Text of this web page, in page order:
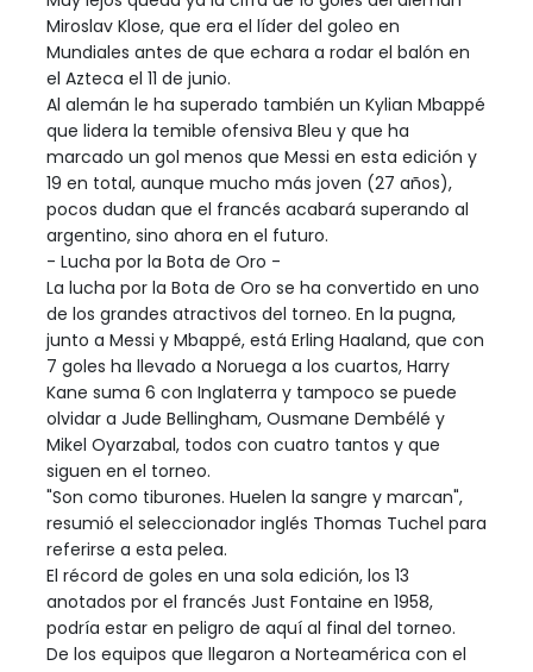
Miroslav Klose, que era el líder del goleo en
Mundiales antes de que echara a rodar el balón en
el Azteca el 11 de junio.
Al alemán le ha superado también un Kylian Mbappé
que lidera la temible ofensiva Bleu y que ha
marcado un gol menos que Messi en esta edición y
19 en total, aunque mucho más joven (27 años),
pocos dudan que el francés acabará superando al
argentino, sino ahora en el futuro.
- Lucha por la Bota de Oro -
La lucha por la Bota de Oro se ha convertido en uno
de los grandes atractivos del torneo. En la pugna,
junto a Messi y Mbappé, está Erling Haaland, que con
7 goles ha llevado a Noruega a los cuartos, Harry
Kane suma 6 con Inglaterra y tampoco se puede
olvidar a Jude Bellingham, Ousmane Dembélé y
Mikel Oyarzabal, todos con cuatro tantos y que
siguen en el torneo.
"Son como tiburones. Huelen la sangre y marcan",
resumió el seleccionador inglés Thomas Tuchel para
referirse a esta pelea.
El récord de goles en una sola edición, los 13
anotados por el francés Just Fontaine en 1958,
podría estar en peligro de aquí al final del torneo.
De los equipos que llegaron a Norteamérica con el